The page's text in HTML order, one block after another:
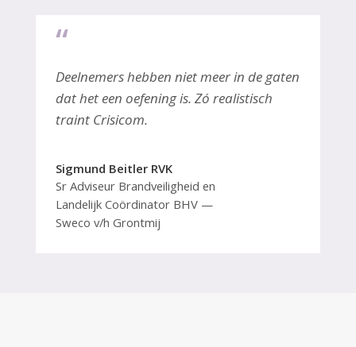
“
Deelnemers hebben niet meer in de gaten
dat het een oefening is. Zó realistisch
traint Crisicom.
Sigmund Beitler RVK
Sr Adviseur Brandveiligheid en
Landelijk Coördinator BHV
Sweco v/h Grontmij